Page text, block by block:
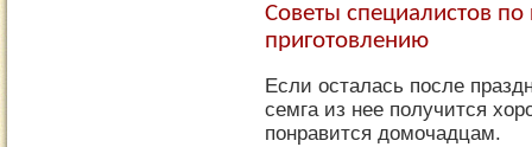
Советы специалистов по
приготовлению
Если осталась после
семга из нее получится
понравится домочадцам.